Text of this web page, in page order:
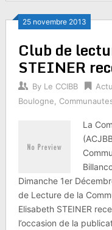
25 novembre 2013
Club de
STEINER
By Le CCIBB
Boulogne
La
Dimanche 1er
de Lecture de la
Elisabeth STEINER
l’occasion de la